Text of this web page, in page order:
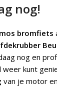
nog!
bromfiets
nog en
weer kunt
van je motor en